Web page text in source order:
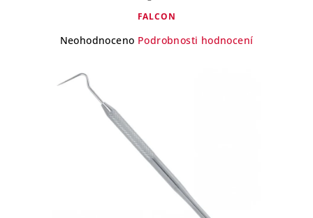
FALCON
Průměrné
je
Neohodnoceno Podrobnosti hodnocení